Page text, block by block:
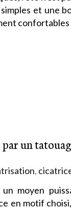
et une
un
,
moyen
en motif